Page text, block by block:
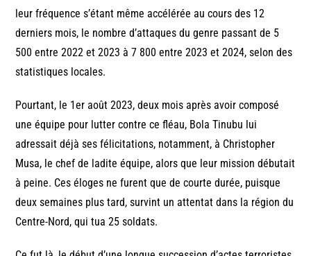
leur fréquence s’étant même accélérée au cours des 12
derniers mois, le nombre d’attaques du genre passant de 5
500 entre 2022 et 2023 à 7 800 entre 2023 et 2024, selon des
statistiques locales.
Pourtant, le 1er août 2023, deux mois après avoir composé
une équipe pour lutter contre ce fléau, Bola Tinubu lui
adressait déjà ses félicitations, notamment, à Christopher
Musa, le chef de ladite équipe, alors que leur mission débutait
à peine. Ces éloges ne furent que de courte durée, puisque
deux semaines plus tard, survint un attentat dans la région du
Centre-Nord, qui tua 25 soldats.